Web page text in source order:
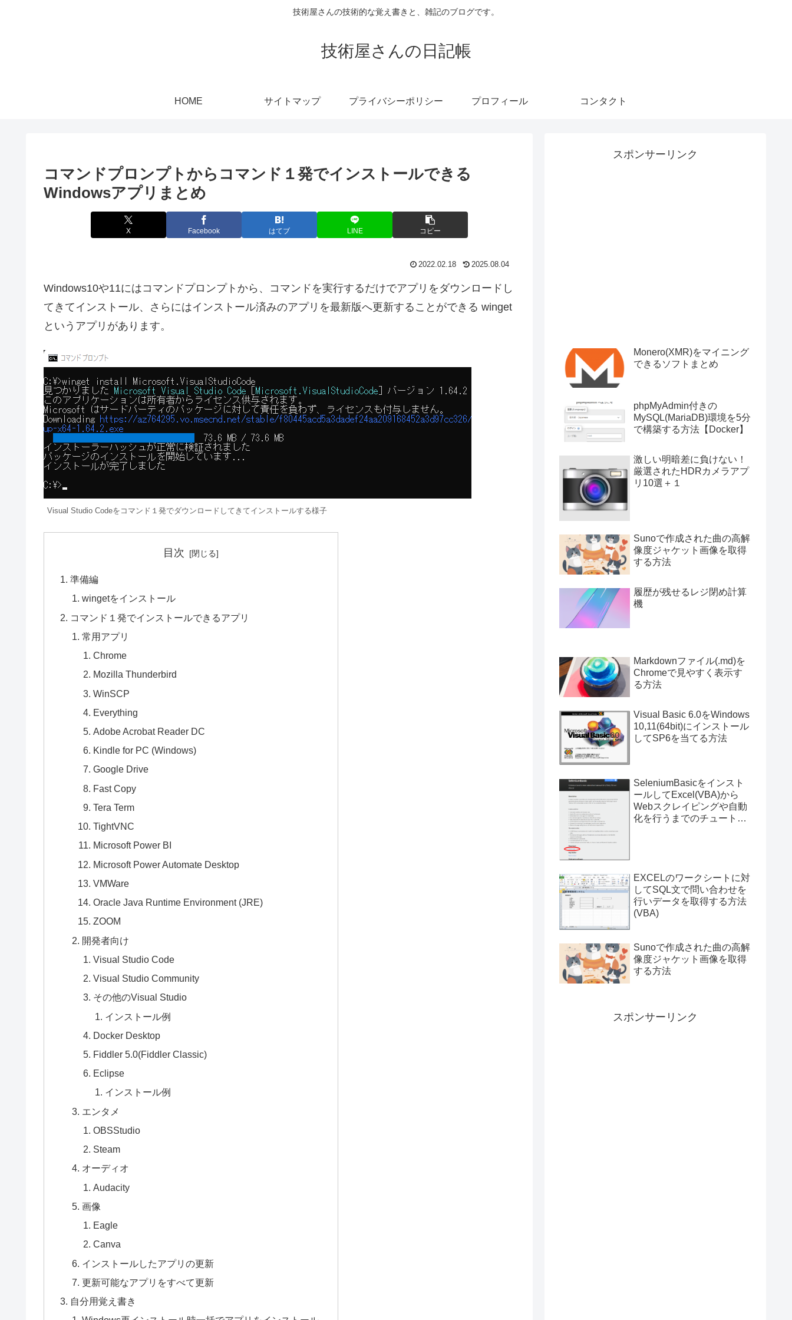
技術屋さんの技術的な覚え書きと、雑記のブログです。
技術屋さんの日記帳
HOME サイトマップ プライバシーポリシー プロフィール コンタクト
コマンドプロンプトからコマンド１発でインストールできる
Windowsアプリまとめ
X Facebook はてブ LINE コピー
2022.02.18 2025.08.04
Windows10や11にはコマンドプロンプトから、コマンドを実行するだけでアプリをダウンロードし
てきてインストール、さらにはインストール済みのアプリを最新版へ更新することができる winget
というアプリがあります。
Visual Studio Codeをコマンド１発でダウンロードしてきてインストールする様子
目次
準備編
wingetをインストール
コマンド１発でインストールできるアプリ
常用アプリ
Chrome
Mozilla Thunderbird
WinSCP
Everything
Adobe Acrobat Reader DC
Kindle for PC (Windows)
Google Drive
Fast Copy
Tera Term
TightVNC
Microsoft Power BI
Microsoft Power Automate Desktop
VMWare
Oracle Java Runtime Environment (JRE)
ZOOM
開発者向け
Visual Studio Code
Visual Studio Community
その他のVisual Studio
インストール例
Docker Desktop
Fiddler 5.0(Fiddler Classic)
Eclipse
インストール例
エンタメ
OBSStudio
Steam
オーディオ
Audacity
画像
Eagle
Canva
インストールしたアプリの更新
更新可能なアプリをすべて更新
自分用覚え書き
スポンサーリンク
Monero(XMR)をマイニング
できるソフトまとめ
phpMyAdmin付きの
MySQL(MariaDB)環境を5分
で構築する方法【Docker】
激しい明暗差に負けない！
厳選されたHDRカメラアプ
リ10選＋１
Sunoで作成された曲の高解
像度ジャケット画像を取得
する方法
履歴が残せるレジ閉め計算
機
Markdownファイル(.md)を
Chromeで見やすく表示す
る方法
Visual Basic 6.0をWindows
10,11(64bit)にインストール
してSP6を当てる方法
SeleniumBasicをインスト
ールしてExcel(VBA)から
Webスクレイピングや自動
化を行うまでのチュートリ
EXCELのワークシートに対
してSQL文で問い合わせを
行いデータを取得する方法
(VBA)
Sunoで作成された曲の高解
像度ジャケット画像を取得
する方法
スポンサーリンク